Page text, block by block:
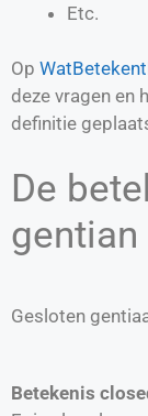
Etc.
Op
deze vragen en
definitie
De
gentian
Gesloten
Betekenis